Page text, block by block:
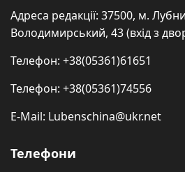
Адреса редакції: 37500, м.
Володимирський, 43 (вхід з
Телефон: +38(05361)61651
Телефон: +38(05361)74556
E-Mail: Lubenschina@ukr.net
Телефони